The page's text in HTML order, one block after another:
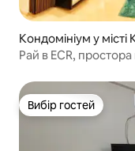
Кондомініум у
Рай в ECR,
Вибір гостей
Вибір гостей